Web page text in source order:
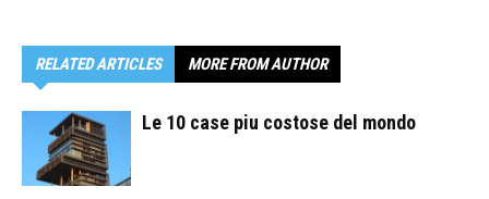
RELATED ARTICLES MORE FROM AUTHOR
Le 10 case piu costose del mondo